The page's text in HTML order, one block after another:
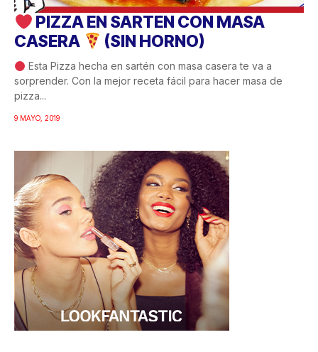
PIZZA EN SARTEN CON MASA
CASERA
(SIN HORNO)
Esta Pizza hecha en sartén con masa casera te va a
sorprender. Con la mejor receta fácil para hacer masa de
pizza...
9 MAYO, 2019